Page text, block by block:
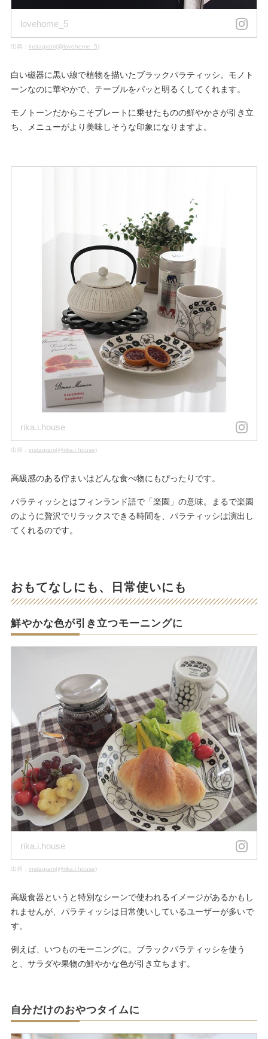
lovehome_5
出典： instagram(@lovehome_5)
白い磁器に黒い線で植物を描いたブラックパラティッシ。モノト
ーンなのに華やかで、テーブルをパッと明るくしてくれます。
モノトーンだからこそプレートに乗せたものの鮮やかさが引き立
ち、メニューがより美味しそうな印象になりますよ。
rika.i.house
出典： instagram(@rika.i.house)
高級感のある佇まいはどんな食べ物にもぴったりです。
パラティッシとはフィンランド語で「楽園」の意味。まるで楽園
のように贅沢でリラックスできる時間を、パラティッシは演出し
てくれるのです。
おもてなしにも、日常使いにも
鮮やかな色が引き立つモーニングに
rika.i.house
出典： instagram(@rika.i.house)
高級食器というと特別なシーンで使われるイメージがあるかもし
れませんが、パラティッシは日常使いしているユーザーが多いで
す。
例えば、いつものモーニングに。ブラックパラティッシを使う
と、サラダや果物の鮮やかな色が引き立ちます。
自分だけのおやつタイムに